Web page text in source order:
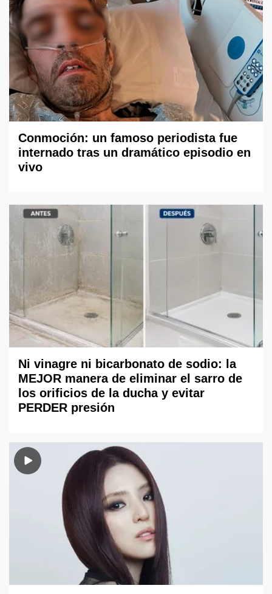
Conmoción: un famoso periodista fue
internado tras un dramático episodio en
vivo
Ni vinagre ni bicarbonato de sodio: la
MEJOR manera de eliminar el sarro de
los orificios de la ducha y evitar
PERDER presión